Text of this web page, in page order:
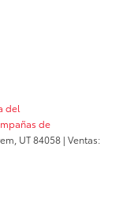
del
de
UT84058 | Ventas: